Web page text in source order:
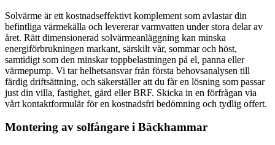
Solvärme är ett kostnadseffektivt komplement som avlastar din
befintliga värmekälla och levererar varmvatten under stora delar av
året. Rätt dimensionerad solvärmeanläggning kan minska
energiförbrukningen markant, särskilt vår, sommar och höst,
samtidigt som den minskar toppbelastningen på el, panna eller
värmepump. Vi tar helhetsansvar från första behovsanalysen till
färdig driftsättning, och säkerställer att du får en lösning som passar
just din villa, fastighet, gård eller BRF. Skicka in en förfrågan via
vårt kontaktformulär för en kostnadsfri bedömning och tydlig offert.
Montering av solfångare i Bäckhammar